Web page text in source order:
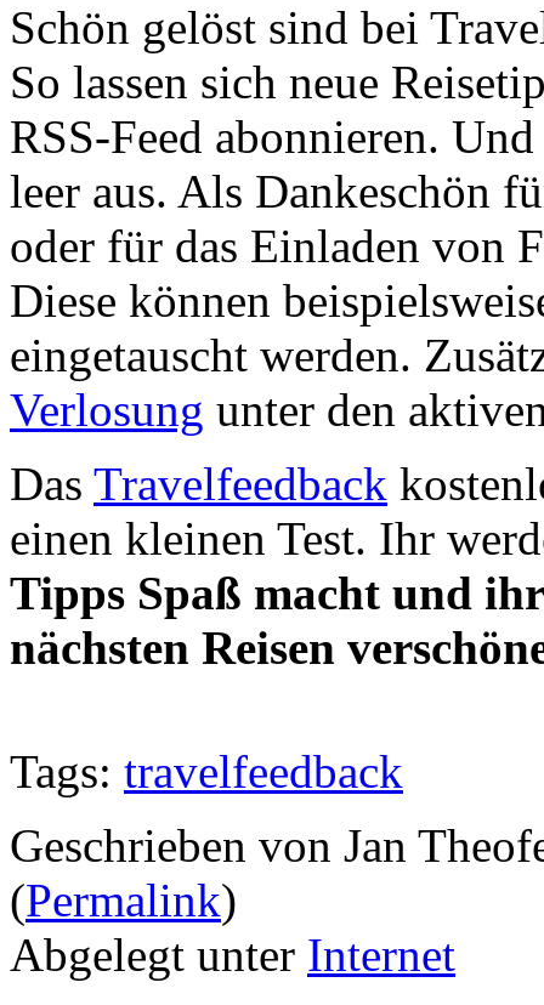
Schön gelöst sind bei
So lassen sich neue
RSS-Feed abonnieren.
leer aus. Als Dankeschön
oder für das Einladen von
Diese können
eingetauscht werden.
Verlosung unter den
Das Travelfeedback
einen kleinen Test. Ihr
Tipps Spaß macht und
nächsten Reisen
Tags: travelfeedback
Geschrieben von Jan
(Permalink)
Abgelegt unter Internet